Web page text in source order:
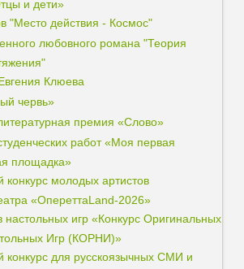
и дети»
"Место действия - Космос"
любовного романа "Теория
Клюева
червь»
премия «Слово»
работ «Моя первая
площадка»
молодых артистов
«ОпереттаLand-2026»
настольных игр «Конкурс Оригинальных
Игр (КОРНИ)»
для русскоязычных СМИ и